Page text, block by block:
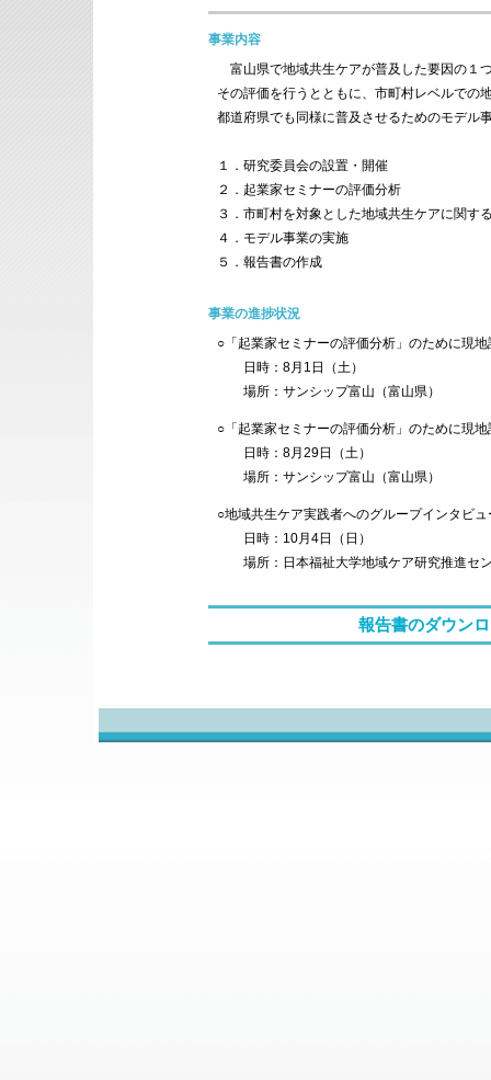
事業内容
富山県で地域共生ケアが普及した要因の１
その評価を行うとともに、市町村レベルでの
都道府県でも同様に普及させるためのモデル
１．研究委員会の設置・開催
２．起業家セミナーの評価分析
３．市町村を対象とした地域共生ケアに関す
４．モデル事業の実施
５．報告書の作成
事業の進捗状況
○「起業家セミナーの評価分析」のために現地
日時：8月1日（土）
場所：サンシップ富山（富山県）
○「起業家セミナーの評価分析」のために現地
日時：8月29日（土）
場所：サンシップ富山（富山県）
○地域共生ケア実践者へのグループインタビュ
日時：10月4日（日）
場所：日本福祉大学地域ケア研究推進セ
報告書のダウン